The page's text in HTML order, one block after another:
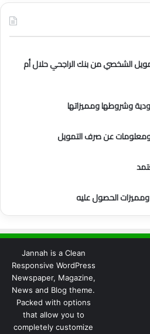
الشخصي من بنك الراجحي حلال أم
وشروطها ومميزاتها
ومعلومات عن صرف التمويل
الحصول عليه
Jannah is a Clean
Responsive WordPress
Newspaper, Magazine,
News and Blog theme.
Packed with options
that allow you to
completely customize